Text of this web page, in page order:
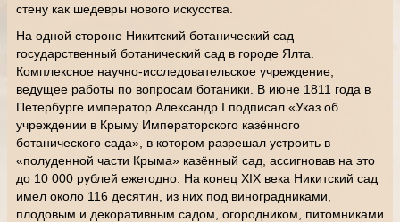
стену как шедевры нового искусства.
На одной стороне Никитский ботанический сад —
государственный ботанический сад в городе Ялта.
Комплексное научно-исследовательское учреждение,
ведущее работы по вопросам ботаники. В июне 1811 года в
Петербурге император Александр I подписал «Указ об
учреждении в Крыму Императорского казённого
ботанического сада», в котором разрешал устроить в
«полуденной части Крыма» казённый сад, ассигновав на это
до 10 000 рублей ежегодно. На конец XIX века Никитский сад
имел около 116 десятин, из них под виноградниками,
плодовым и декоративным садом, огородником, питомниками